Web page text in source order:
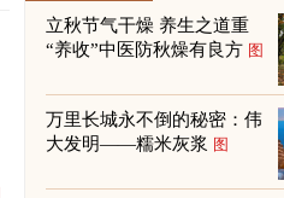
立秋节气干燥 养生之道重
“养收”中医防秋燥有良方 图
万里长城永不倒的秘密：伟
大发明——糯米灰浆 图